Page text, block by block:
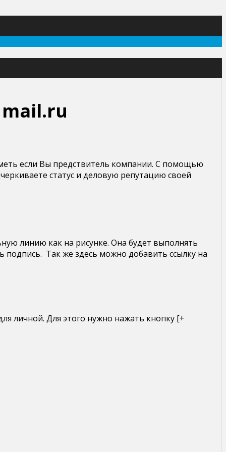
если Вы предствитель компании. С помощью
статус и деловую репутацию своей
линию как на рисунке. Она будет выполнять
подпись. Так же здесь можно добавить ссылку на
личной. Для этого нужно нажать кнопку [+